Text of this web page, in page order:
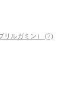
リルガミン） (7)